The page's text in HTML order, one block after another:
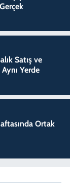
Satış ve
Yerde
Ortak